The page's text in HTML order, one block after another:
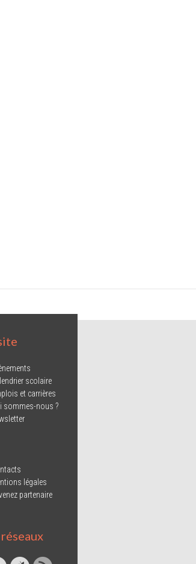
scolaire
et carrières
sommes-nous ?
légales
partenaire